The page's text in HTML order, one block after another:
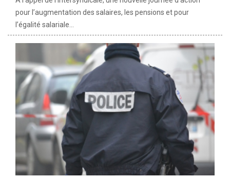
pour l’augmentation des salaires, les pensions et pour
l’égalité salariale...